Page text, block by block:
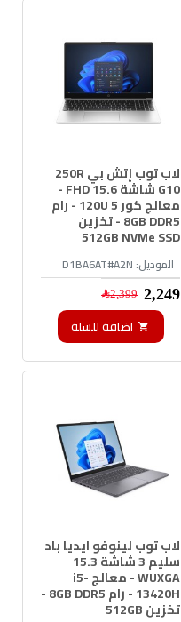
الموديل: D1BA6AT#A2N
لاب توب إتش بي 250R
G10 شاشة 15.6 FHD -
معالج كور 5 120U - رام
8GB DDR5 - تخزين
512GB NVMe SSD
2,249﷼ 2,399﷼
اضافة للسلة
لاب توب لينوفو ايديا باد
سليم 3 شاشة 15.3
WUXGA - معالج i5-
13420H - رام 8GB DDR5 -
تخزين 512GB